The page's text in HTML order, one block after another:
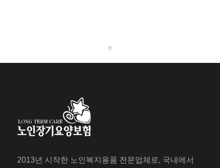
2013년 시작한 노인복지용품 전문업체로, 국내에서